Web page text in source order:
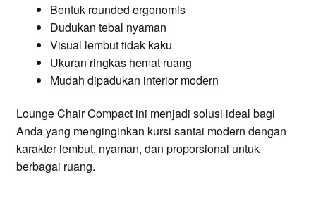
Bentuk rounded ergonomis
Dudukan tebal nyaman
Visual lembut tidak kaku
Ukuran ringkas hemat ruang
Mudah dipadukan interior modern
Lounge Chair Compact ini menjadi solusi ideal bagi
Anda yang menginginkan kursi santai modern dengan
karakter lembut, nyaman, dan proporsional untuk
berbagai ruang.